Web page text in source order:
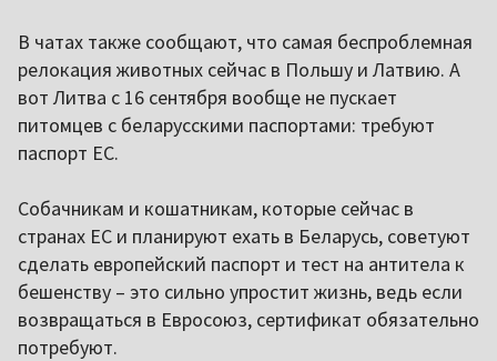
В чатах также сообщают, что самая беспроблемная
релокация животных сейчас в Польшу и Латвию. А
вот Литва с 16 сентября вообще не пускает
питомцев с беларусскими паспортами: требуют
паспорт ЕС.
Собачникам и кошатникам, которые сейчас в
странах ЕС и планируют ехать в Беларусь, советуют
сделать европейский паспорт и тест на антитела к
бешенству – это сильно упростит жизнь, ведь если
возвращаться в Евросоюз, сертификат обязательно
потребуют.